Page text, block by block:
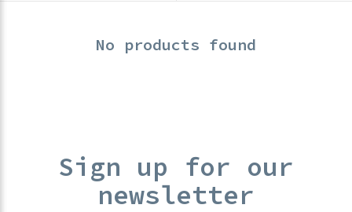
No products found
Sign up for our
newsletter